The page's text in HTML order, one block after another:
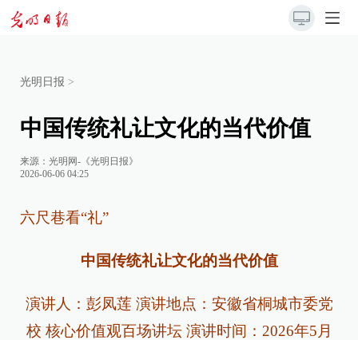
光明日报 >
中国传统礼让文化的当代价值
来源： 光明网-《光明日报》
2026-06-06 04:25
六尺巷看“礼”
中国传统礼让文化的当代价值
演讲人：彭凤莲 演讲地点：安徽省桐城市委党
校 核心价值观百场讲坛 演讲时间：2026年5月